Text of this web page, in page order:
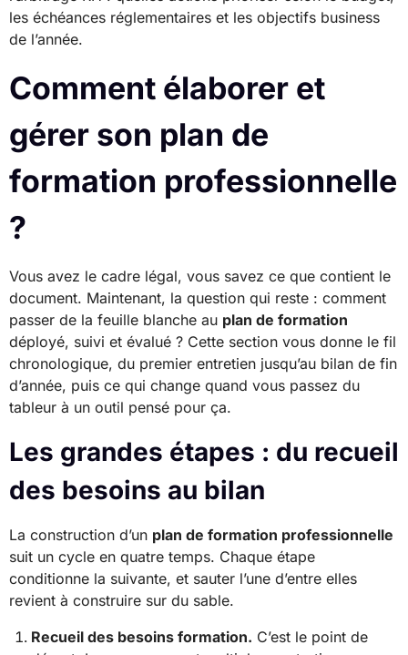
les échéances réglementaires et les objectifs business
de l’année.
Comment élaborer et
gérer son plan de
formation professionnelle
?
Vous avez le cadre légal, vous savez ce que contient le
document. Maintenant, la question qui reste : comment
passer de la feuille blanche au plan de formation
déployé, suivi et évalué ? Cette section vous donne le fil
chronologique, du premier entretien jusqu’au bilan de fin
d’année, puis ce qui change quand vous passez du
tableur à un outil pensé pour ça.
Les grandes étapes : du recueil
des besoins au bilan
La construction d’un plan de formation professionnelle
suit un cycle en quatre temps. Chaque étape
conditionne la suivante, et sauter l’une d’entre elles
revient à construire sur du sable.
Recueil des besoins formation. C’est le point de